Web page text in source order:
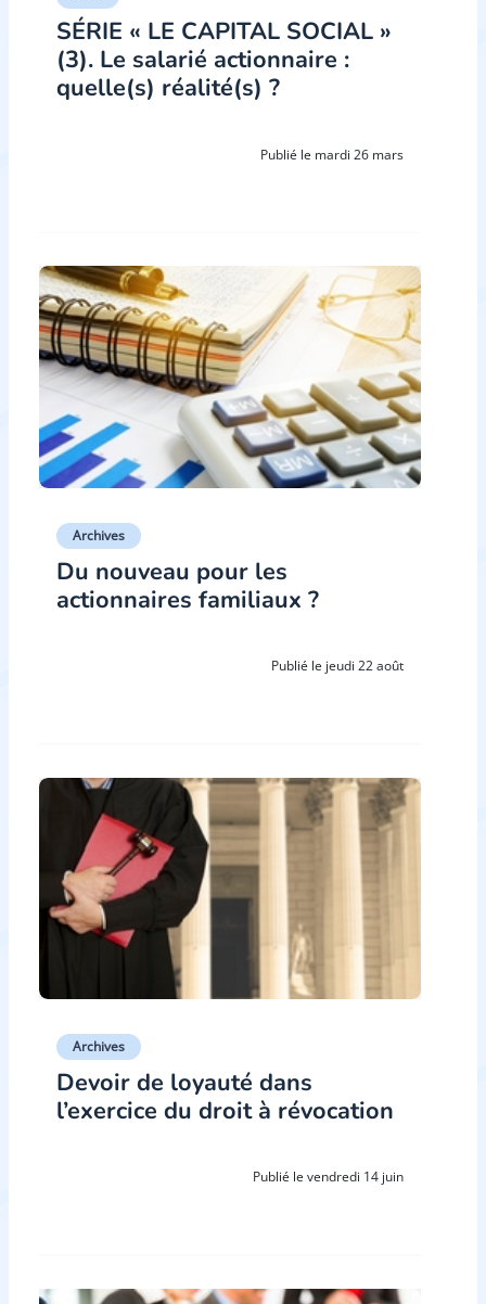
SÉRIE « LE CAPITAL SOCIAL »
(3). Le salarié actionnaire :
quelle(s) réalité(s) ?
Publié le mardi 26 mars
Archives
Du nouveau pour les
actionnaires familiaux ?
Publié le jeudi 22 août
Archives
Devoir de loyauté dans
l’exercice du droit à révocation
Publié le vendredi 14 juin